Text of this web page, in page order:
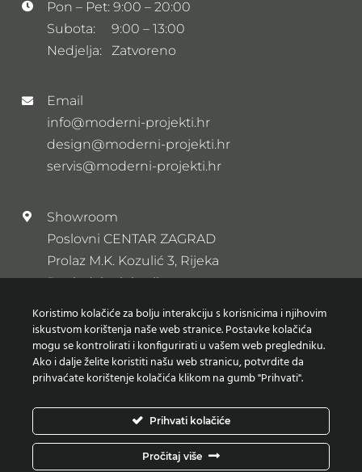
+385 51 275 600
Pon – Pet: 9:00 – 20:00
Subota: 9:00 – 13:00
Nedjelja: Zatvoreno
info@moderni-projekti.hr
design@moderni-projekti.hr
servis@moderni-projekti.hr
Showroom
Poslovni CENTAR ZAGRAD
Prolaz M.K. Kozulić 3, Rijeka
Pogledajte lokaciju
Prijavi se na naš newsletter
Koristimo kolačiće za bolju interakciju s korisnicima i njihovim
iskustvom korištenja naše web stranice. Postavke kolačića
mogu se kontrolirati i konfigurirati u vašem web pregledniku.
Ako i dalje želite koristiti našu web stranicu, potvrdite da
prihvaćate korištenje kolačića klikom na gumb "Prihvati".
Prihvati kolačiće
Pročitaj više